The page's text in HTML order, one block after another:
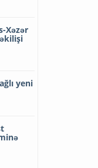
Xəzər
yeni